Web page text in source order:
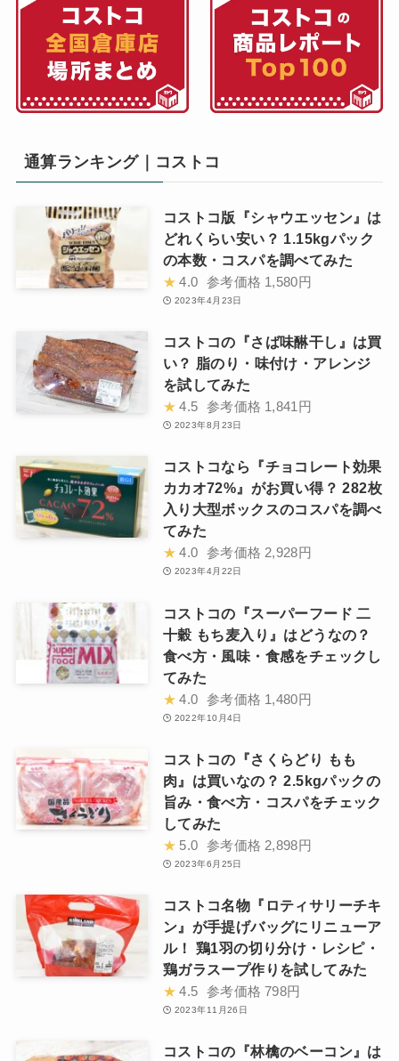
通算ランキング｜コストコ
コストコ版『シャウエッセン』は
どれくらい安い？ 1.15kgパック
の本数・コスパを調べてみた
★ 4.0 参考価格 1,580円
2023年4月23日
コストコの『さば味醂干し』は買
い？ 脂のり・味付け・アレンジ
を試してみた
★ 4.5 参考価格 1,841円
2023年8月23日
コストコなら『チョコレート効果
カカオ72%』がお買い得？ 282枚
入り大型ボックスのコスパを調べ
てみた
★ 4.0 参考価格 2,928円
2023年4月22日
コストコの『スーパーフード 二
十穀 もち麦入り』はどうなの？
食べ方・風味・食感をチェックし
てみた
★ 4.0 参考価格 1,480円
2022年10月4日
コストコの『さくらどり もも
肉』は買いなの？ 2.5kgパックの
旨み・食べ方・コスパをチェック
してみた
★ 5.0 参考価格 2,898円
2023年6月25日
コストコ名物『ロティサリーチキ
ン』が手提げバッグにリニューア
ル！ 鶏1羽の切り分け・レシピ・
鶏ガラスープ作りを試してみた
★ 4.5 参考価格 798円
2023年11月26日
コストコの『林檎のベーコン』は